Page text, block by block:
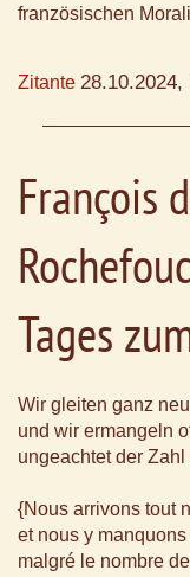
französischen
Zitante 28.10.2024,
François
Tages
Wir gleiten ganz
und wir ermangeln
ungeachtet der Zahl
{Nous arrivons tout
et nous y
malgré le nombre